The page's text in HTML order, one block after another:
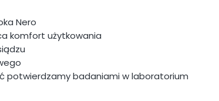
Nero
komfort użytkowania
potwierdzamy badaniami w laboratorium